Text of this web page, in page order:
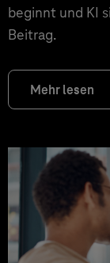
beginnt und KI
Beitrag.
Mehr lesen